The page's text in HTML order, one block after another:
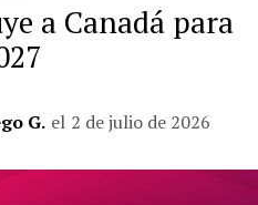
a Canadá para
G. el 2 de julio de 2026